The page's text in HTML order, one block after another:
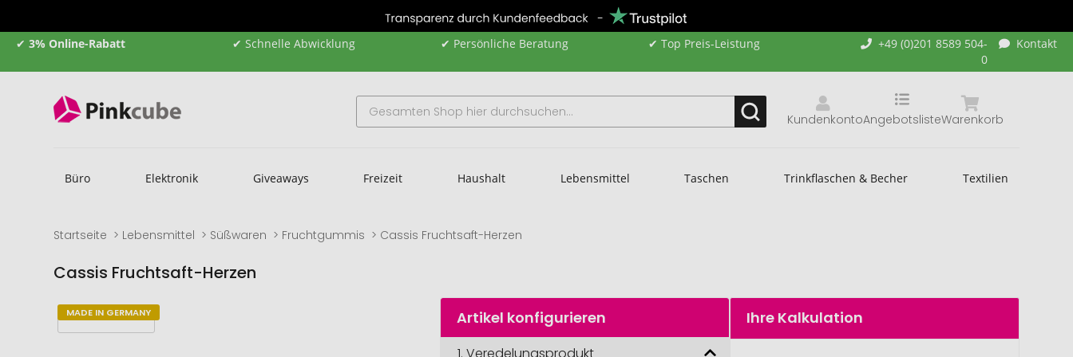
✔ 3% Online-Rabatt ✔ Schnelle Abwicklung ✔ Persönliche Beratung ✔ Top Preis-Leistung
+49 (0)201 8589 504-
0
Kontakt
Kundenkonto Warenkorb
Angebotsliste
Büro Elektronik Giveaways Freizeit Haushalt Lebensmittel Taschen Trinkflaschen & Becher Textilien
Startseite Lebensmittel Süßwaren Fruchtgummis Cassis Fruchtsaft-Herzen
Cassis Fruchtsaft-Herzen
Zum
Ende
der
Zum
Anfang
der
MADE IN GERMANY Artikel konfigurieren Ihre Kalkulation